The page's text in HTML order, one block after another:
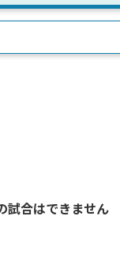
試合はできません